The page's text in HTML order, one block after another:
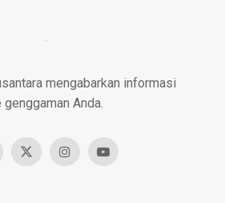
mengabarkan informasi
genggaman Anda.